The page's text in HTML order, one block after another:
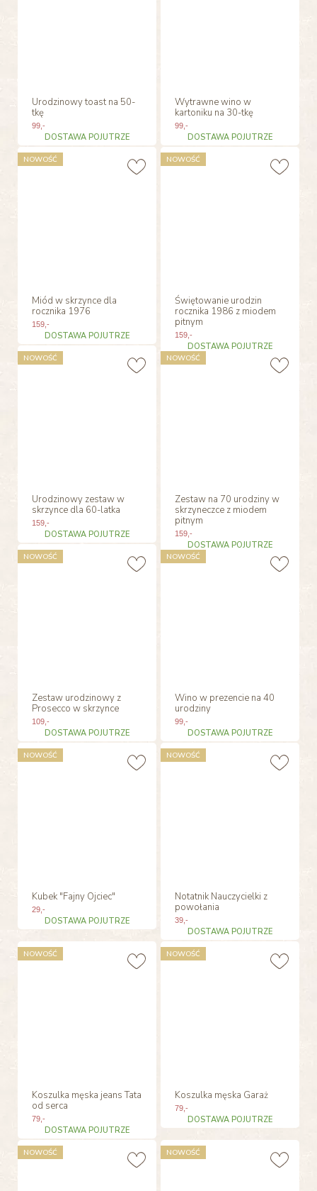
Urodzinowy toast na 50-
tkę
99,-
DOSTAWA POJUTRZE
Wytrawne wino w
kartoniku na 30-tkę
99 ,-
DOSTAWA POJUTRZE
Miód w skrzynce dla
rocznika 1976
159,-
DOSTAWA POJUTRZE
NOWOŚĆ
Świętowanie urodzin
rocznika 1986 z miodem
pitnym
159 ,-
DOSTAWA POJUTRZE
NOWOŚĆ
Urodzinowy zestaw w
skrzynce dla 60-latka
159,-
DOSTAWA POJUTRZE
NOWOŚĆ
Zestaw na 70 urodziny w
skrzyneczce z miodem
pitnym
159 ,-
DOSTAWA POJUTRZE
NOWOŚĆ
Zestaw urodzinowy z
Prosecco w skrzynce
109,-
DOSTAWA POJUTRZE
NOWOŚĆ
Wino w prezencie na 40
urodziny
99 ,-
DOSTAWA POJUTRZE
NOWOŚĆ
Kubek "Fajny Ojciec"
29,-
DOSTAWA POJUTRZE
NOWOŚĆ
Notatnik Nauczycielki z
powołania
39 ,-
DOSTAWA POJUTRZE
NOWOŚĆ
Koszulka męska jeans Tata
od serca
79,-
DOSTAWA POJUTRZE
NOWOŚĆ
Koszulka męska Garaż
79 ,-
DOSTAWA POJUTRZE
NOWOŚĆ
NOWOŚĆ NOWOŚĆ